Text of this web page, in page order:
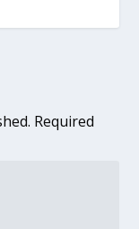
Required